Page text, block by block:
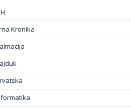
Kronika